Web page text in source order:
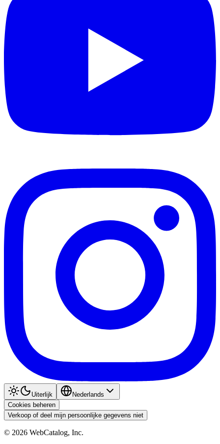
Uiterlijk
Nederlands
Cookies beheren
Verkoop of deel mijn persoonlijke gegevens niet
© 2026 WebCatalog, Inc.